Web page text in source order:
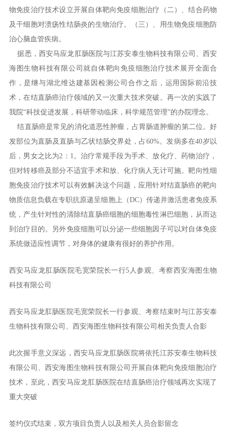
物免疫治疗技术设立开展自体靶向免疫细胞治疗（二）、结合药物
及干细胞对溃疡性结肠炎的生物治疗。（三）、用生物免疫细胞防
治心脑血管疾病。
据悉，西安马应龙肛肠医院与江苏安泰生物科技有限公司、西安
海图生物科技有限公司就自体靶向免疫细胞治疗技术展开全面合
作，是继与湖北维达建基因检测公司合作之后，运用国际前沿技
术，在结直肠癌治疗领域的又一次重大技术突破。再一次的实践了
我院“科技促进发展，科研带动临床，科学规范管理”的办院理念。
结直肠癌是常见的消化道恶性肿瘤，占胃肠道肿瘤的第二位。好
发部位为直肠及直肠与乙状结肠交界处，占60%。发病多在40岁以
后，男女之比为2：1。治疗常规手段为手术、放化疗、药物治疗，
但对转移癌及部分不适宜手术和放、化疗病人无计可施。靶向性细
胞免疫治疗技术可以有效解决这个问题，应用针对结直肠癌的靶向
物质信息负载在专职抗原递呈细胞上（DC）传递并激活患者免疫系
统，产生针对性的清除结直肠癌细胞的细胞毒性淋巴细胞，从而达
到治疗目的。另外免疫细胞可以分泌一些细胞因子可以对自体免疫
系统做适应性调节，对身体的健康有很好的养护作用。
西安马应龙肛肠医院毛宽荣院长一行5人参观、考察西安海图生物
科技有限公司
西安马应龙肛肠医院毛宽荣院长一行参观、考察结束时与江苏安泰
生物科技有限公司、西安海图生物科技有限公司相关负责人合影
此次握手意义深远，西安马应龙肛肠医院将依托江苏安泰生物科技
有限公司、西安海图生物科技有限公司开展自体靶向免疫细胞治疗
技术，至此，西安马应龙肛肠医院在结直肠癌治疗领域再次实现了
重大突破
签约仪式结束，双方项目负责人以及相关人员合影留念